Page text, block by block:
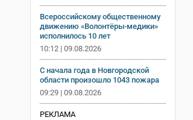
Всероссийскому общественному
движению «Волонтёры-медики»
исполнилось 10 лет
10:12 | 09.08.2026
С начала года в Новгородской
области произошло 1043 пожара
09:29 | 09.08.2026
РЕКЛАМА